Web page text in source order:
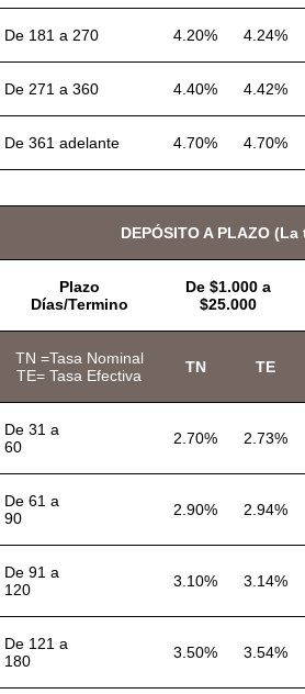
De 181 a 270 4.20% 4.24%
De 271 a 360 4.40% 4.42%
De 361 adelante 4.70% 4.70%
DEPÓSITO A PLAZO
Plazo
Días/Termino
De $1.000 a
$25.000
TN =Tasa Nominal
TE= Tasa Efectiva
TN TE
De 31 a
60
2.70% 2.73%
De 61 a
90
2.90% 2.94%
De 91 a
120
3.10% 3.14%
De 121 a
180
3.50% 3.54%